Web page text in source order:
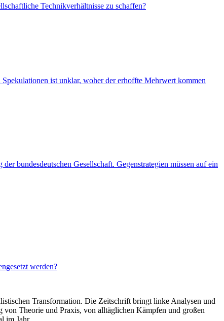
Technikverhältnisse zu schaffen?
ist unklar, woher der erhoffte Mehrwert kommen
bundesdeutschen Gesellschaft. Gegenstrategien müssen auf ein
werden?
Transformation. Die Zeitschrift bringt linke Analysen und
Theorie und Praxis, von alltäglichen Kämpfen und großen
im Jahr.